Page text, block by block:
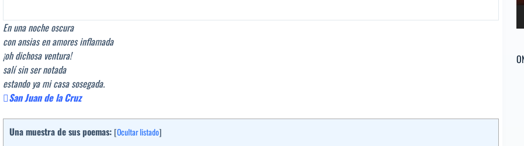
En una noche oscura
con ansias en amores inflamada
¡oh dichosa ventura!
salí sin ser notada
estando ya mi casa sosegada.
San Juan de la Cruz
Una muestra de sus poemas: [Ocultar listado]